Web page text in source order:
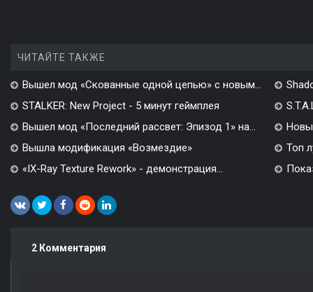
ЧИТАЙТЕ ТАКЖЕ
Вышел мод «Скованные одной цепью» с новым...
STALKER: New Project - 5 минут геймплея
Вышел мод «Последний рассвет: Эпизод 1» на...
Вышла модификация «Возмездие»
Топ
«IX-Ray Texture Rework» - демонстрация...
2 Комментария